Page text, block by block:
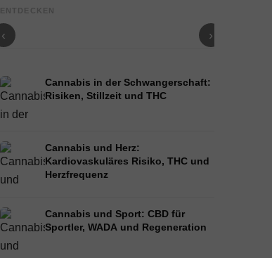
ENTDECKEN
‹
CBD Öl kaufen: Ratgeber für Qualität, Dosierung
›
Cannabis in der Schwangerschaft:
Risiken, Stillzeit und THC
Cannabis und Herz:
Kardiovaskuläres Risiko, THC und
Herzfrequenz
Cannabis und Sport: CBD für
Sportler, WADA und Regeneration